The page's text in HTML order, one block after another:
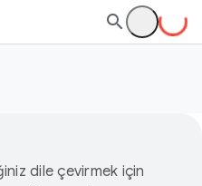
dile çevirmek için